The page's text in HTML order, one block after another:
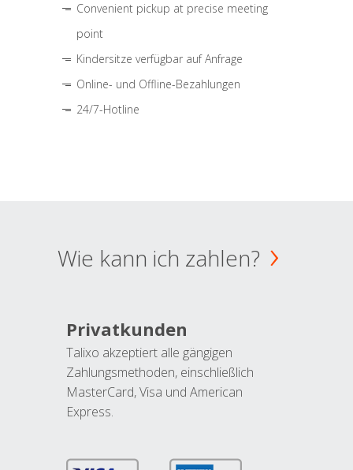
Convenient pickup at precise meeting
point
Kindersitze verfügbar auf Anfrage
Online- und Offline-Bezahlungen
24/7-Hotline
Wie kann ich zahlen?
Privatkunden
Talixo akzeptiert alle gängigen
Zahlungsmethoden, einschließlich
MasterCard, Visa und American
Express.